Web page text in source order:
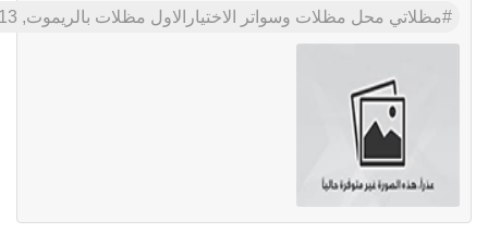
مظلاتي محل مظلات وسواتر الاختيارالاول مظلات بالريموت, O5OO559613 ابتكارجميع انواع المظلات والسواتروالهناجرالتخصصي مظلات السيارات